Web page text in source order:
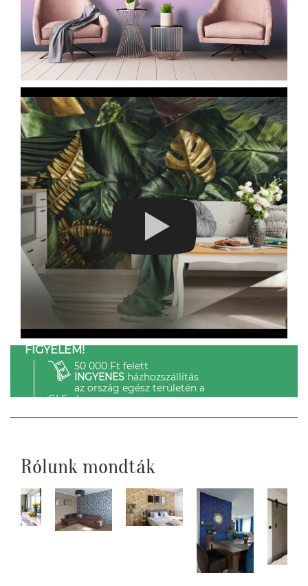
FIGYELEM!
50 000 Ft felett
INGYENESházhozszállítás
az ország egész területén a
GLS-el.
Rólunk mondták